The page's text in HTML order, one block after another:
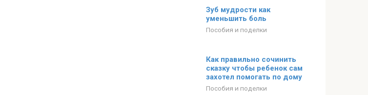
Зуб мудрости как
уменьшить боль
Пособия и поделки
Как правильно сочинить
сказку чтобы ребенок сам
захотел помогать по дому
Пособия и поделки